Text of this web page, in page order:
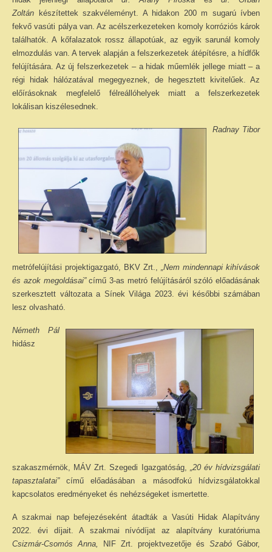
Zoltán készítettek szakvéleményt. A hidakon 200 m sugarú ívben
fekvő vasúti pálya van. Az acélszerkezeteken komoly korróziós károk
találhatók. A kőfalazatok rossz állapotúak, az egyik sarunál komoly
elmozdulás van. A tervek alapján a felszerkezetek átépítésre, a hídfők
felújítására. Az új felszerkezetek – a hidak műemlék jellege miatt – a
régi hidak hálózatával megegyeznek, de hegesztett kivitelűek. Az
előírásoknak megfelelő félreállóhelyek miatt a felszerkezetek
lokálisan kiszélesednek.
Radnay Tibor
metrófelújítási projektigazgató, BKV Zrt., „Nem mindennapi kihívások
és azok megoldásai”című 3-as metró felújításáról szóló előadásának
szerkesztett változata a Sínek Világa 2023. évi későbbi számában
lesz olvasható.
Németh Pál
hidász
szakaszmérnök, MÁV Zrt. Szegedi Igazgatóság, „20 év hídvizsgálati
tapasztalatai”című előadásában a másodfokú hídvizsgálatokkal
kapcsolatos eredményeket és nehézségeket ismertette.
A szakmai nap befejezéseként átadták a Vasúti Hidak Alapítvány
2022. évi díjait. A szakmai nívódíjat az alapítvány kuratóriuma
Csizmár-Csomós Anna,
NIF Zrt. projektvezetője és Szabó Gábor,